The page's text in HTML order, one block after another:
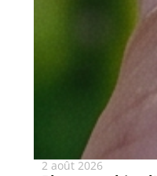
2 août 2026